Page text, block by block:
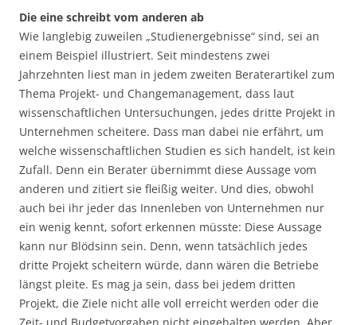
Die eine schreibt vom anderen ab
Wie langlebig zuweilen „Studienergebnisse“ sind, sei an
einem Beispiel illustriert. Seit mindestens zwei
Jahrzehnten liest man in jedem zweiten Beraterartikel zum
Thema Projekt- und Changemanagement, dass laut
wissenschaftlichen Untersuchungen, jedes dritte Projekt in
Unternehmen scheitere. Dass man dabei nie erfährt, um
welche wissenschaftlichen Studien es sich handelt, ist kein
Zufall. Denn ein Berater übernimmt diese Aussage vom
anderen und zitiert sie fleißig weiter. Und dies, obwohl
auch bei ihr jeder das Innenleben von Unternehmen nur
ein wenig kennt, sofort erkennen müsste: Diese Aussage
kann nur Blödsinn sein. Denn, wenn tatsächlich jedes
dritte Projekt scheitern würde, dann wären die Betriebe
längst pleite. Es mag ja sein, dass bei jedem dritten
Projekt, die Ziele nicht alle voll erreicht werden oder die